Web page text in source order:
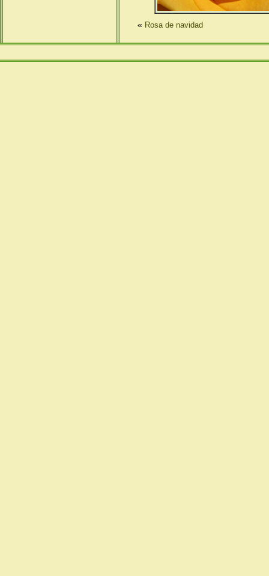
« Rosa de navidad